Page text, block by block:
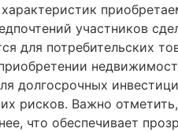
участников
для потребительских
долгосрочных
рисков. Важно
что обеспечивает